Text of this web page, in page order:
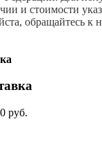
и стоимости
обращайтесь
руб.